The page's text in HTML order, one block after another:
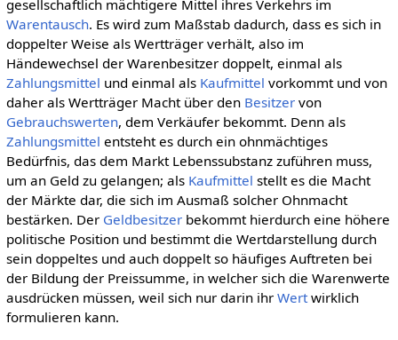
gesellschaftlich mächtigere Mittel ihres Verkehrs im
Warentausch. Es wird zum Maßstab dadurch, dass es sich in
doppelter Weise als Wertträger verhält, also im
Händewechsel der Warenbesitzer doppelt, einmal als
Zahlungsmittel und einmal als Kaufmittel vorkommt und von
daher als Wertträger Macht über den Besitzervon
Gebrauchswerten, dem Verkäufer bekommt. Denn als
Zahlungsmittel entsteht es durch ein ohnmächtiges
Bedürfnis, das dem Markt Lebenssubstanz zuführen muss,
um an Geld zu gelangen; als Kaufmittel stellt es die Macht
der Märkte dar, die sich im Ausmaß solcher Ohnmacht
bestärken. Der Geldbesitzerbekommt hierdurch eine höhere
politische Position und bestimmt die Wertdarstellung durch
sein doppeltes und auch doppelt so häufiges Auftreten bei
der Bildung der Preissumme, in welcher sich die Warenwerte
ausdrücken müssen, weil sich nur darin ihr Wertwirklich
formulieren kann.